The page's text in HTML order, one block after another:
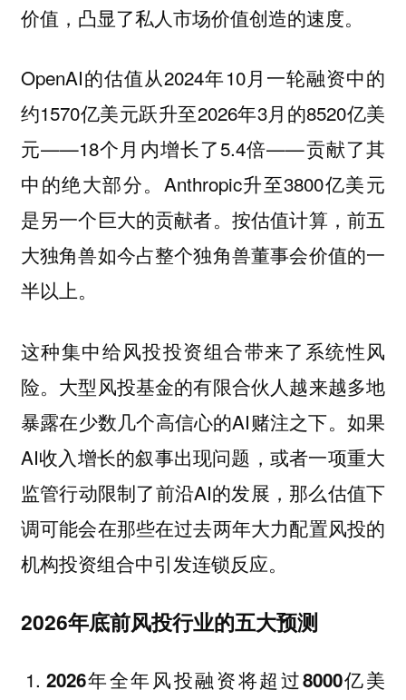
价值，凸显了私人市场价值创造的速度。
OpenAI的估值从2024年10月一轮融资中的
约1570亿美元跃升至2026年3月的8520亿美
元——18个月内增长了5.4倍——贡献了其
中的绝大部分。Anthropic升至3800亿美元
是另一个巨大的贡献者。按估值计算，前五
大独角兽如今占整个独角兽董事会价值的一
半以上。
这种集中给风投投资组合带来了系统性风
险。大型风投基金的有限合伙人越来越多地
暴露在少数几个高信心的AI赌注之下。如果
AI收入增长的叙事出现问题，或者一项重大
监管行动限制了前沿AI的发展，那么估值下
调可能会在那些在过去两年大力配置风投的
机构投资组合中引发连锁反应。
2026年底前风投行业的五大预测
2026年全年风投融资将超过8000亿美